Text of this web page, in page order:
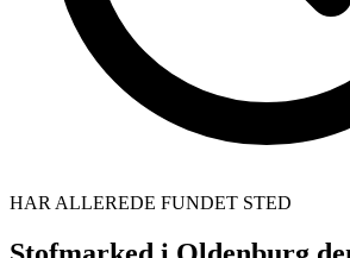
HAR ALLEREDE FUNDET STED